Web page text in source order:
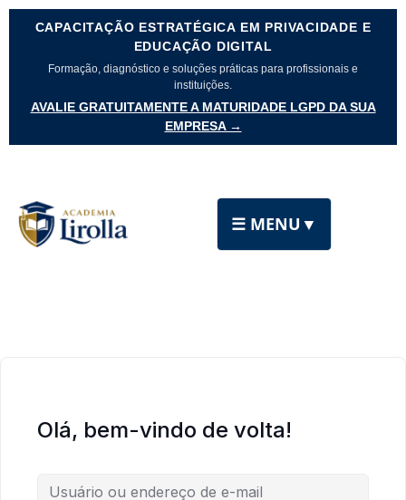
CAPACITAÇÃO ESTRATÉGICA EM PRIVACIDADE E
EDUCAÇÃO DIGITAL
Formação, diagnóstico e soluções práticas para profissionais e
instituições.
AVALIE GRATUITAMENTE A MATURIDADE LGPD DA SUA
EMPRESA →
☰ MENU ▼
Olá, bem-vindo de volta!